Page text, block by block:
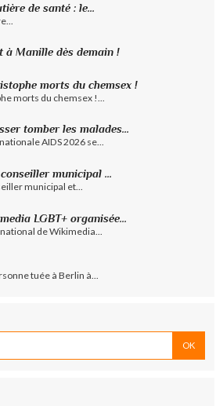
de santé : le...
à Manille dès demain !
morts du chemsex !
morts du chemsex !...
tomber les malades...
AIDS 2026 se...
municipal ...
municipal et...
LGBT+ organisée...
de Wikimedia...
tuée à Berlin à...